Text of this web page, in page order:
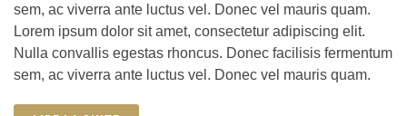
sem, ac viverra ante luctus vel. Donec vel mauris quam.
Lorem ipsum dolor sit amet, consectetur adipiscing elit.
Nulla convallis egestas rhoncus. Donec facilisis fermentum
sem, ac viverra ante luctus vel. Donec vel mauris quam.